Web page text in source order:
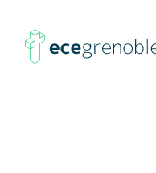
ECE
À propos